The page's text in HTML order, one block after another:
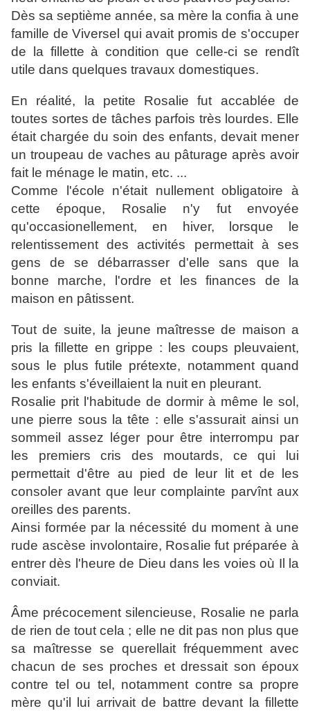
Dès sa septième année, sa mère la confia à une
famille de Viversel qui avait promis de s'occuper
de la fillette à condition que celle-ci se rendît
utile dans quelques travaux domestiques.
En réalité, la petite Rosalie fut accablée de
toutes sortes de tâches parfois très lourdes. Elle
était chargée du soin des enfants, devait mener
un troupeau de vaches au pâturage après avoir
fait le ménage le matin, etc. ...
Comme l'école n'était nullement obligatoire à
cette époque, Rosalie n'y fut envoyée
qu'occasionellement, en hiver, lorsque le
relentissement des activités permettait à ses
gens de se débarrasser d'elle sans que la
bonne marche, l'ordre et les finances de la
maison en pâtissent.
Tout de suite, la jeune maîtresse de maison a
pris la fillette en grippe : les coups pleuvaient,
sous le plus futile prétexte, notamment quand
les enfants s'éveillaient la nuit en pleurant.
Rosalie prit l'habitude de dormir à même le sol,
une pierre sous la tête : elle s'assurait ainsi un
sommeil assez léger pour être interrompu par
les premiers cris des moutards, ce qui lui
permettait d'être au pied de leur lit et de les
consoler avant que leur complainte parvînt aux
oreilles des parents.
Ainsi formée par la nécessité du moment à une
rude ascèse involontaire, Rosalie fut préparée à
entrer dès l'heure de Dieu dans les voies où Il la
conviait.
Âme précocement silencieuse, Rosalie ne parla
de rien de tout cela ; elle ne dit pas non plus que
sa maîtresse se querellait fréquemment avec
chacun de ses proches et dressait son époux
contre tel ou tel, notamment contre sa propre
mère qu'il lui arrivait de battre devant la fillette